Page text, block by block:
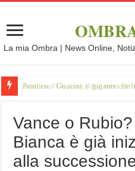
La mia Ombra | News Online,
Francesco Guccini, il gigante che
Vance o
Bianca è già
alla